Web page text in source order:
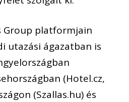
Group platformjain
utazási ágazatban is
(Hotel.cz,
(Szallas.hu) és